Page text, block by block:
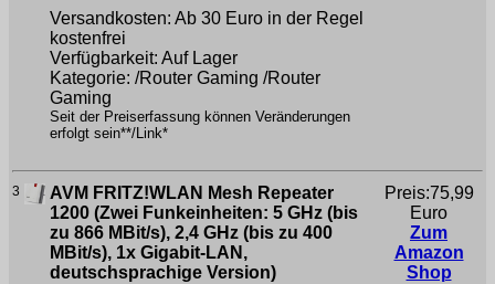
Versandkosten: Ab 30 Euro in der Regel
kostenfrei
Verfügbarkeit: Auf Lager
Kategorie: /Router Gaming /Router
Gaming
Seit der Preiserfassung können Veränderungen
erfolgt sein**/Link*
3
AVM FRITZ!WLAN Mesh Repeater
1200 (Zwei Funkeinheiten: 5 GHz (bis
zu 866 MBit/s), 2,4 GHz (bis zu 400
MBit/s), 1x Gigabit-LAN,
deutschsprachige Version)
Preis:75,99
Euro
Zum
Amazon
Shop